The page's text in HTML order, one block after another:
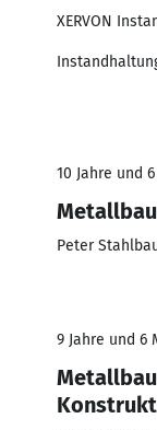
XERVON
10 Jahre und
Peter
9 Jahre und 6